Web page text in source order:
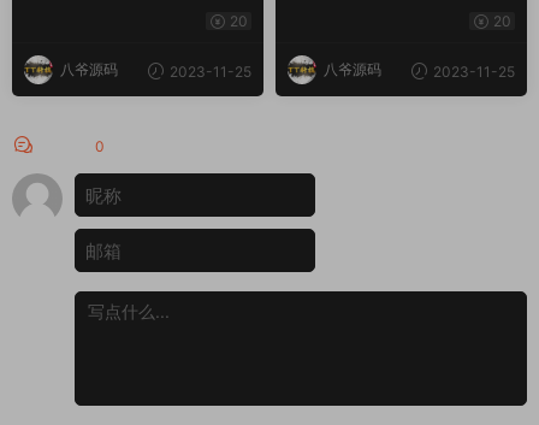
码|支持pc +h5自适应 – 英文20
八爷源码 2023-11-25
端uniapp+完整数据+新UI+全
+完美运行
20
八爷源码 2023-11-25
0